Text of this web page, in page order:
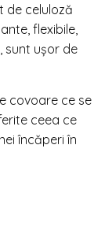
de celuloză
flexibile,
sunt uşor de
covoare ce se
ceea ce
încăperi în